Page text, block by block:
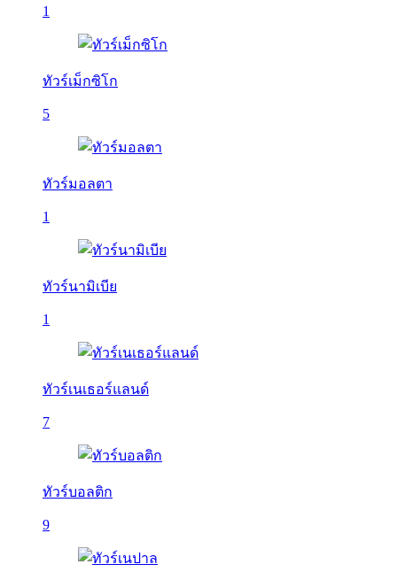
1
ทัวร์เม็กซิโก
5
ทัวร์มอลตา
1
ทัวร์นามิเบีย
1
ทัวร์เนเธอร์แลนด์
7
ทัวร์บอลติก
9